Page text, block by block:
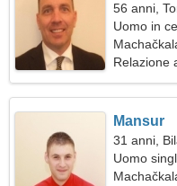
56 anni,
Uomo in
Relazione
Mansur
31 anni,
Uomo